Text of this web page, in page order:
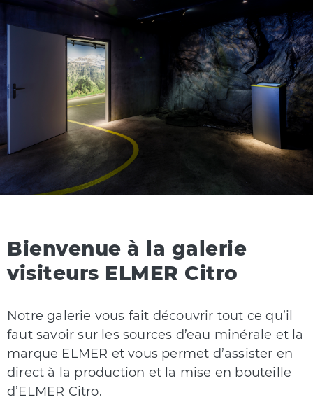
Bienvenue à la galerie
visiteurs ELMER Citro
Notre galerie vous fait découvrir tout ce qu’il
faut savoir sur les sources d’eau minérale et la
marque ELMER et vous permet d’assister en
direct à la production et la mise en bouteille
d’ELMER Citro.